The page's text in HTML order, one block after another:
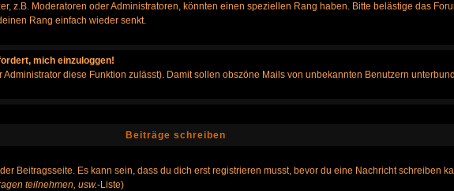
z.B. Moderatoren oder Administratoren, könnten einen speziellen Rang haben. Bitte belästige das
Rang einfach wieder senkt.
mich einzuloggen!
diese Funktion zulässt). Damit sollen obszöne Mails von unbekannten Benutzern
Beiträge schreiben
Beitragsseite. Es kann sein, dass du dich erst registrieren musst, bevor du eine Nachricht schreiben
teilnehmen, usw.-Liste)